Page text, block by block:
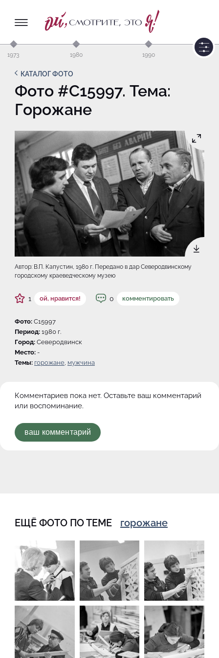
1973 1980 1990
КАТАЛОГ ФОТО
Фото #C15997. Тема:
Горожане
Автор: В.П. Капустин, 1980 г. Передано в дар Северодвинскому
городскому краеведческому музею
1 ой, нравится! 0 комментировать
Фото: C15997
Период: 1980 г.
Город: Северодвинск
Место: -
Темы: горожане, мужчина
Комментариев пока нет. Оставьте ваш комментарий
или воспоминание.
ваш комментарий
ЕЩЁ ФОТО ПО ТЕМЕ горожане